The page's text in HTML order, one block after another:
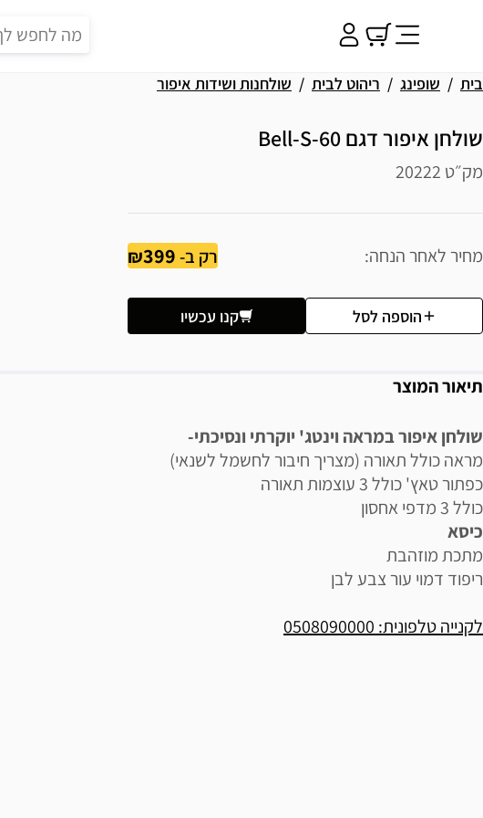
בית שופינג ריהוט לבית שולחנות ושידות איפור
שולחן איפור דגם Bell-S-60
מק״ט 20222
מחיר לאחר הנחה רק ב-399
הוספה לסל קנו עכשיו
תיאור המוצר
שולחן איפור במראה וינטג' יוקרתי ונסיכתי-
מראה כולל תאורה (מצריך חיבור לחשמל לשנאי)
כפתור טאץ' כולל 3 עוצמות תאורה
כולל 3 מדפי אחסון
כיסא
מתכת מוזהבת
ריפוד דמוי עור צבע לבן
לקנייה טלפונית: 0508090000